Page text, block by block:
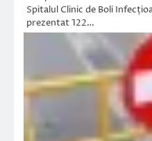
Spitalul Clinic de Boli
prezentat 122…